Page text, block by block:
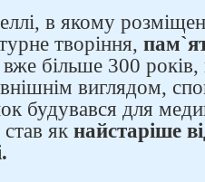
в якому
творіння,
більше 300 років,
виглядом,
будувався для
як найстаріше